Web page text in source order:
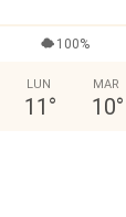
100%
LUN
11 °
MAR
10°